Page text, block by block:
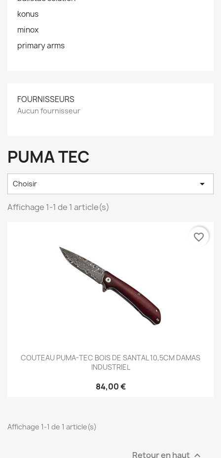
konus
minox
primary arms
FOURNISSEURS
Aucun fournisseur
PUMA TEC
Choisir 
Affichage 1-1 de 1 article(s)
COUTEAU PUMA-TEC BOIS DE SANTAL 10,5CM DAMAS
INDUSTRIEL
84,00 €
favorite_border
Affichage 1-1 de 1 article(s)
Retour en haut 